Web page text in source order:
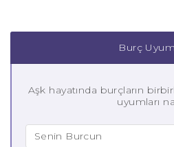
Burç
Aşk hayatında burçların
uyumları